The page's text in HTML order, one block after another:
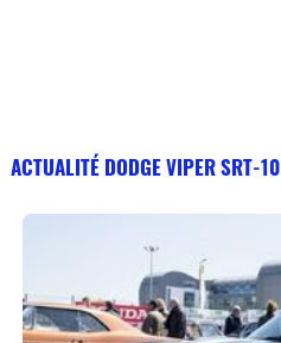
ACTUALITÉ DODGE VIPER SRT-10